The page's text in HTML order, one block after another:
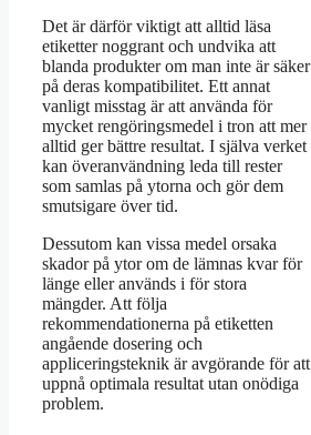
Det är därför viktigt att alltid läsa
etiketter noggrant och undvika att
blanda produkter om man inte är säker
på deras kompatibilitet. Ett annat
vanligt misstag är att använda för
mycket rengöringsmedel i tron att mer
alltid ger bättre resultat. I själva verket
kan överanvändning leda till rester
som samlas på ytorna och gör dem
smutsigare över tid.
Dessutom kan vissa medel orsaka
skador på ytor om de lämnas kvar för
länge eller används i för stora
mängder. Att följa
rekommendationerna på etiketten
angående dosering och
appliceringsteknik är avgörande för att
uppnå optimala resultat utan onödiga
problem.